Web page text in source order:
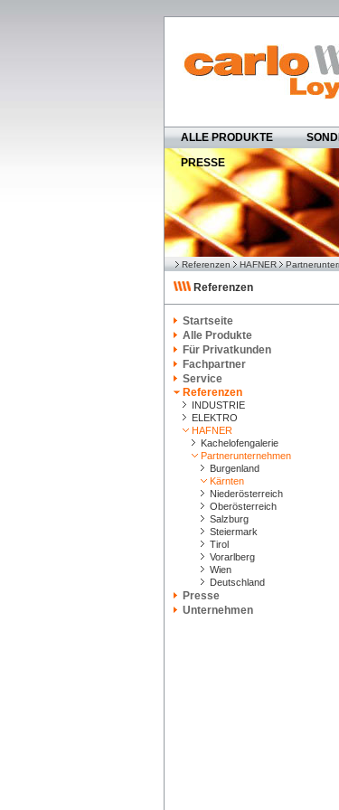
ALLE PRODUKTE
PRESSE
Referenzen HAFNER
Referenzen
Startseite
Alle Produkte
Für Privatkunden
Fachpartner
Service
Referenzen
INDUSTRIE
ELEKTRO
HAFNER
Kachelofengalerie
Partnerunternehmen
Burgenland
Kärnten
Niederösterreich
Oberösterreich
Salzburg
Steiermark
Tirol
Vorarlberg
Wien
Deutschland
Presse
Unternehmen